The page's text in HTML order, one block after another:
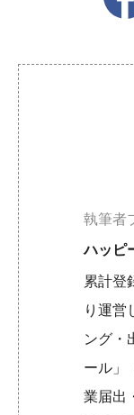
執筆者
ハッピ
累計登
り運営
ング・
ール」
業届出